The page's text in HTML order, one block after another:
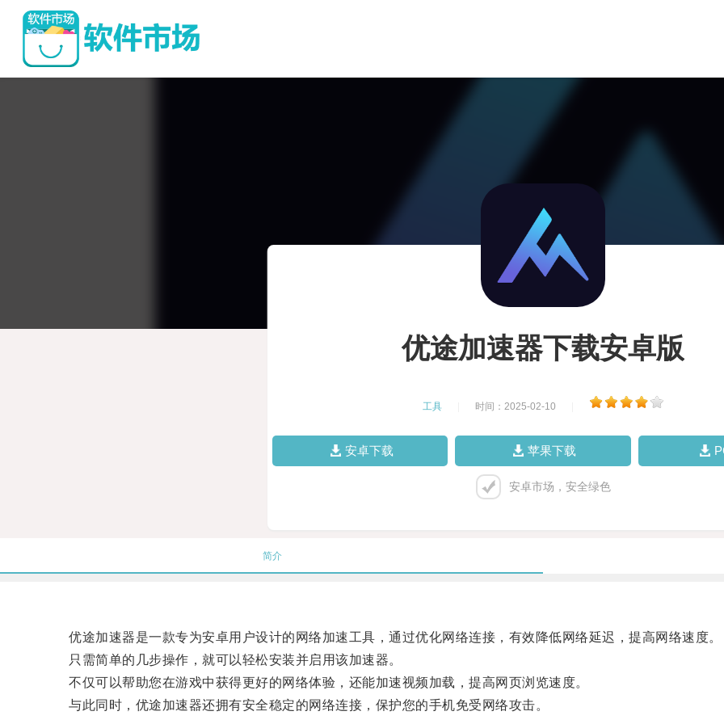
优途加速器下载安卓版
工具 时间：2025-02-10
安卓下载 苹果下载
安卓市场，安全绿色
简介
优途加速器是一款专为安卓用户设计的网络加速工具，通过优化网络连接，有效降低网络延迟，提高网络速度。
只需简单的几步操作，就可以轻松安装并启用该加速器。
不仅可以帮助您在游戏中获得更好的网络体验，还能加速视频加载，提高网页浏览速度。
与此同时，优途加速器还拥有安全稳定的网络连接，保护您的手机免受网络攻击。